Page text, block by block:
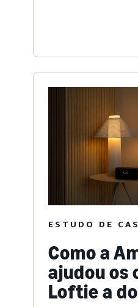
ESTUDO DE
Como a
ajudou os
Loftie a